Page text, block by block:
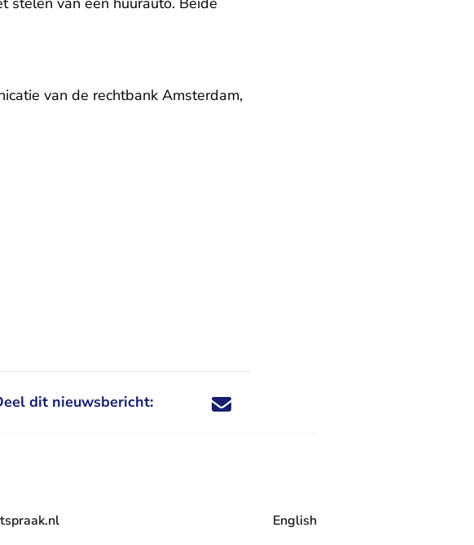
van de rechtbank Amsterdam,
Rechtspraak.nl
dit nieuwsbericht: Deel dit nieuwsbericht via X - U verlaat
Deel dit nieuwsbericht via Facebook - U
Deel dit nieuwsbericht via e-mail
Deel dit nieuwsbericht via LinkedIn - U
English